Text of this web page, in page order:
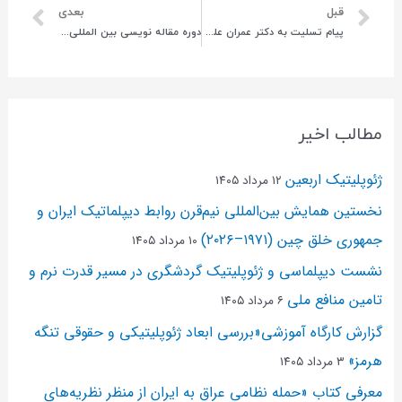
قبل
پیام تسلیت به دکتر عمران علیزاده
بعدی
دوره مقاله نویسی بین المللی جغرافیای سیاسی
مطالب اخیر
ژئوپلیتیک اربعین ۱۲ مرداد ۱۴۰۵
نخستین همایش بین‌المللی نیم‌قرن روابط دیپلماتیک ایران و
جمهوری خلق چین (۱۹۷۱–۲۰۲۶)
۱۰ مرداد ۱۴۰۵
نشست دیپلماسی و ژئو‌پلیتیک گردشگری در مسیر قدرت نرم و
تامین منافع ملی ۶ مرداد ۱۴۰۵
گزارش کارگاه آموزشی«بررسی ابعاد ژئوپلیتیکی و حقوقی تنگه
هرمز» ۳ مرداد ۱۴۰۵
معرفی کتاب «حمله نظامی عراق به ایران از منظر نظریه‌های